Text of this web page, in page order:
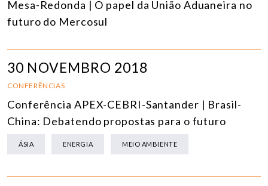
Mesa-Redonda | O papel da União Aduaneira no
futuro do Mercosul
30 NOVEMBRO 2018
CONFERÊNCIAS
Conferência APEX-CEBRI-Santander | Brasil-
China: Debatendo propostas para o futuro
ÁSIA ENERGIA MEIO AMBIENTE